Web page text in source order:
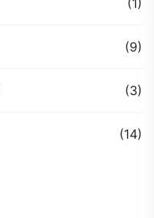
(1)
(9)
(3)
(14)